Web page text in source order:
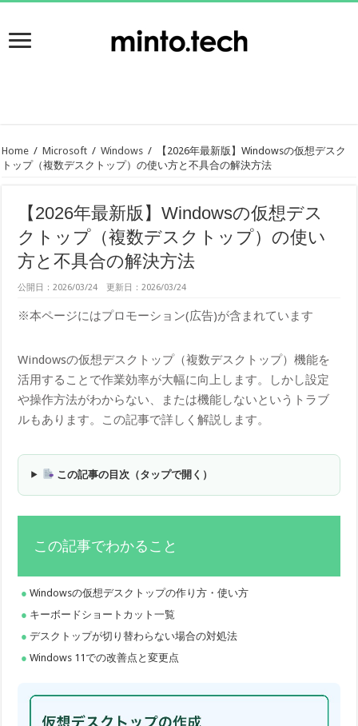
Home / Microsoft / Windows /
【2026年最新版】Windowsの仮想デスク
トップ（複数デスクトップ）の使い方と不具合の解決方法
【2026年最新版】Windowsの仮想デス
クトップ（複数デスクトップ）の使い
方と不具合の解決方法
公開日：2026/03/24 更新日：2026/03/24
※本ページにはプロモーション(広告)が含まれています
Windowsの仮想デスクトップ（複数デスクトップ）機能を
活用することで作業効率が大幅に向上します。しかし設定
や操作方法がわからない、または機能しないというトラブ
ルもあります。この記事で詳しく解説します。
この記事の目次（タップで開く）
この記事でわかること
Windowsの仮想デスクトップの作り方・使い方
キーボードショートカット一覧
デスクトップが切り替わらない場合の対処法
Windows 11での改善点と変更点